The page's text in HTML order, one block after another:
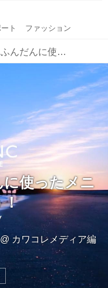
ト ファッション
宮崎の食材をふんだんに使ったメニューを東京で味わおう！
使ったメニ
！
@ カワコレメディア編